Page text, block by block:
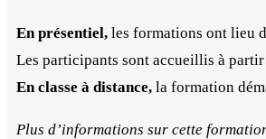
En présentiel, les formations ont lieu
Les participants sont accueillis à partir
En classe à distance, la formation
Plus d’informations sur cette